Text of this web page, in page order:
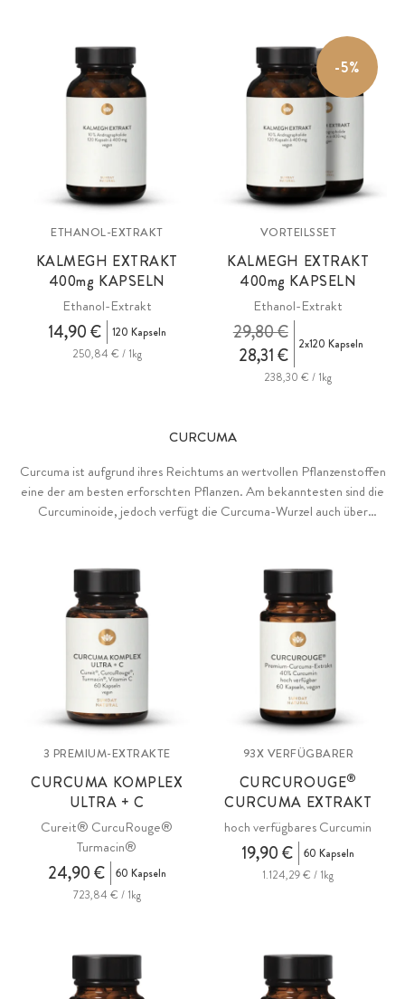
ETHANOL-EXTRAKT
KALMEGH EXTRAKT
400mg KAPSELN
Ethanol-Extrakt
14,90 €
120 Kapseln
250,84 € / 1kg
-5%
VORTEILSSET
KALMEGH EXTRAKT
400mg KAPSELN
Ethanol-Extrakt
28,31 €
29,80 € 2x120 Kapseln
238,30 € / 1kg
CURCUMA
Curcuma ist aufgrund ihres Reichtums an wertvollen Pflanzenstoffen
eine der am besten erforschten Pflanzen. Am bekanntesten sind die
Curcuminoide, jedoch verfügt die Curcuma-Wurzel auch über
verschiedene Premium-Extrakte und hochwertige Curcuma-Pulver.
3 PREMIUM-EXTRAKTE
CURCUMA KOMPLEX
ULTRA + C
Cureit® CurcuRouge®
Turmacin®
24,90 €
60 Kapseln
723,84 € / 1kg
93X VERFÜGBARER
CURCUROUGE®
CURCUMA EXTRAKT
hoch verfügbares Curcumin
19,90 €
60 Kapseln
1.124,29 € / 1kg